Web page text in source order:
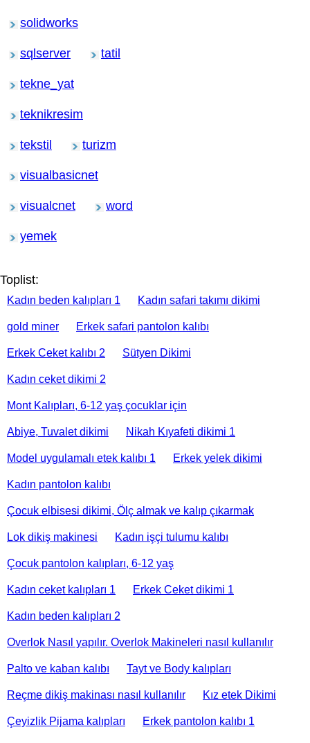
solidworks
sqlserver tatil
tekne_yat
teknikresim
tekstil turizm
visualbasicnet
visualcnet word
yemek
Toplist:
Kadın beden kalıpları 1 Kadın safari takımı dikimi
gold miner Erkek safari pantolon kalıbı
Erkek Ceket kalıbı 2 Sütyen Dikimi
Kadın ceket dikimi 2
Mont Kalıpları, 6-12 yaş çocuklar için
Abiye, Tuvalet dikimi Nikah Kıyafeti dikimi 1
Model uygulamalı etek kalıbı 1 Erkek yelek dikimi
Kadın pantolon kalıbı
Çocuk elbisesi dikimi, Ölç almak ve kalıp çıkarmak
Lok dikiş makinesi Kadın işçi tulumu kalıbı
Çocuk pantolon kalıpları, 6-12 yaş
Kadın ceket kalıpları 1 Erkek Ceket dikimi 1
Kadın beden kalıpları 2
Overlok Nasıl yapılır. Overlok Makineleri nasıl kullanılır
Palto ve kaban kalıbı Tayt ve Body kalıpları
Reçme dikiş makinası nasıl kullanılır Kız etek Dikimi
Çeyizlik Pijama kalıpları Erkek pantolon kalıbı 1